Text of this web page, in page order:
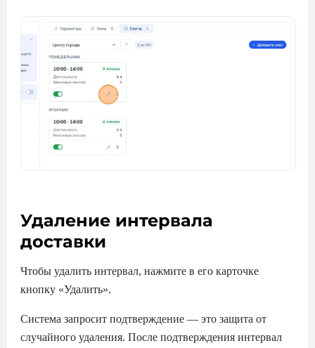
Удаление интервала
доставки
Чтобы удалить интервал, нажмите в его карточке
кнопку «Удалить».
Система запросит подтверждение — это защита от
случайного удаления. После подтверждения интервал